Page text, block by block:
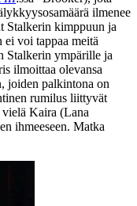
ilmenee
Stalkerin kimppuun ja
ei voi tappaa meitä
Stalkerin ympärille ja
ilmoittaa olevansa
joiden palkintona on
rumilus liittyvät
vielä Kaira (Lana
ihmeeseen. Matka